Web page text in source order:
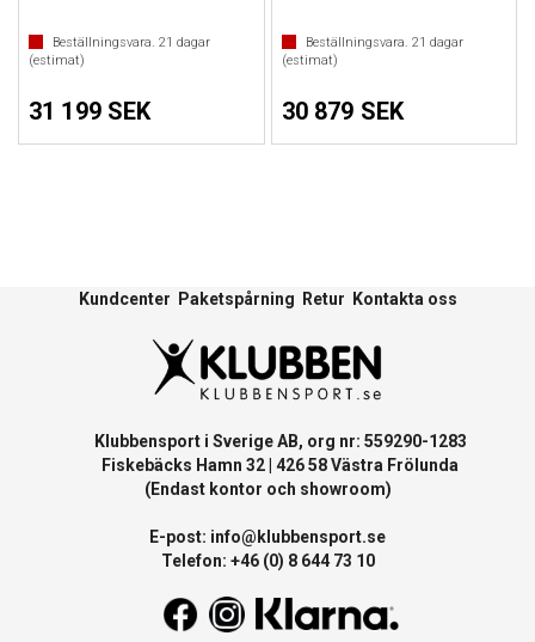
Beställningsvara. 21 dagar
(estimat)
31 199 SEK
Beställningsvara. 21 dagar
(estimat)
30 879 SEK
Kundcenter Paketspårning Retur Kontakta oss
Klubbensport i Sverige AB, org nr: 559290-1283
Fiskebäcks Hamn 32 | 426 58 Västra Frölunda
(Endast kontor och showroom)
E-post: info@klubbensport.se
Telefon: +46 (0) 8 644 73 10